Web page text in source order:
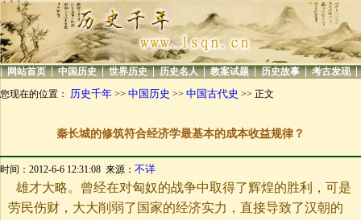
| 网站首页 | 中国历史 | 世界历史 | 历史名人 | 教案试题 | 历史故事 | 考古发现 |
您现在的位置： 历史千年 >> 中国历史 >> 中国古代史 >> 正文
秦长城的修筑符合经济学最基本的成本收益规律？
时间：2012-6-6 12:31:08 来源： 不详
雄才大略。曾经在对匈奴的战争中取得了辉煌的胜利，可是
劳民伤财，大大削弱了国家的经济实力，直接导致了汉朝的